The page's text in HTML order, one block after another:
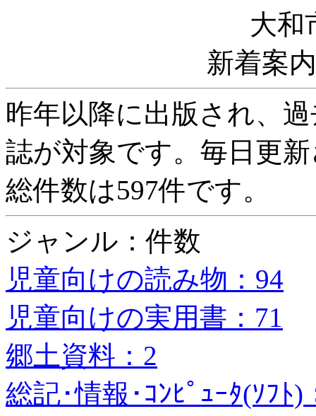
大和
新着案
昨年以降に出版され、
誌が対象です。毎日更
総件数は597件です。
ジャンル：件数
児童向けの読み物：94
児童向けの実用書：71
郷土資料：2
総記･情報･ｺﾝﾋﾟｭｰﾀ(ｿﾌﾄ)